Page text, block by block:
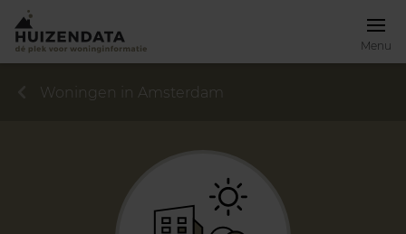
Menu
Woningen in Amsterdam